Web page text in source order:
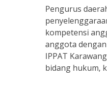
Pengurus
kompetensi
anggota
IPPAT
bidang hukum,